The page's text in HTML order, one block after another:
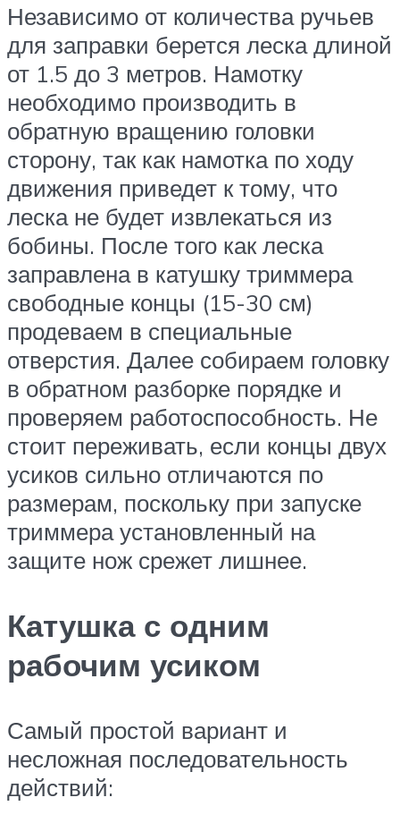
Независимо от количества ручьев
для заправки берется леска длиной
от 1.5 до 3 метров. Намотку
необходимо производить в
обратную вращению головки
сторону, так как намотка по ходу
движения приведет к тому, что
леска не будет извлекаться из
бобины. После того как леска
заправлена в катушку триммера
свободные концы (15-30 см)
продеваем в специальные
отверстия. Далее собираем головку
в обратном разборке порядке и
проверяем работоспособность. Не
стоит переживать, если концы двух
усиков сильно отличаются по
размерам, поскольку при запуске
триммера установленный на
защите нож срежет лишнее.
Катушка с одним
рабочим усиком
Самый простой вариант и
несложная последовательность
действий: